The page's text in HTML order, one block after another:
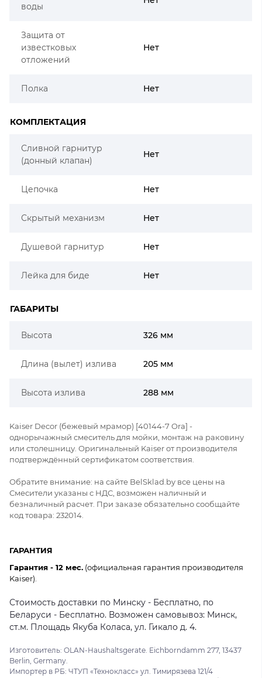
воды
Защита от
известковых
отложений
Нет
Полка Нет
КОМПЛЕКТАЦИЯ
Сливной гарнитур
(донный клапан)
Нет
Цепочка Нет
Скрытый механизм Нет
Душевой гарнитур Нет
Лейка для биде Нет
ГАБАРИТЫ
Высота 326 мм
Длина (вылет) излива 205 мм
Высота излива 288 мм
Kaiser Decor (бежевый мрамор) [40144-7 Ora] -
однорычажный смеситель для мойки, монтаж на раковину
или столешницу. Оригинальный Kaiser от производителя
подтверждённый сертификатом соответствия.
Обратите внимание: на сайте BelSklad.by все цены на
Смесители указаны с НДС, возможен наличный и
безналичный расчет. При заказе обязательно сообщайте
код товара: 232014.
ГАРАНТИЯ
Гарантия - 12 мес. (официальная гарантия производителя
Kaiser).
Стоимость доставки по Минску - Бесплатно, по
Беларуси - Бесплатно. Возможен самовывоз: Минск,
ст.м. Площадь Якуба Коласа, ул. Гикало д. 4.
Изготовитель: OLAN-Haushaltsgerate. Eichborndamm 277, 13437
Berlin, Germany.
Импортер в РБ: ЧТУП «Технокласс» ул. Тимирязева 121/4